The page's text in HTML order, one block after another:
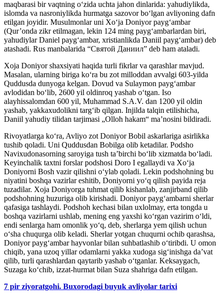
maqbarasi bir vaqtning o‘zida uchta jahon dinlarida: yahudiylikda,
islomda va nasroniylikda hurmatga sazovor bo‘lgan avliyoning dafn
etilgan joyidir. Musulmonlar uni Xo‘ja Doniyor payg‘ambar
(Qur’onda zikr etilmagan, lekin 124 ming payg‘ambarlardan biri,
yahudiylar Daniel payg‘ambar, xristianlikda Daniil payg‘ambar) deb
atashadi. Rus manbalarida “Святой Даниил” deb ham ataladi.
Xoja Doniyor shaxsiyati haqida turli fikrlar va qarashlar mavjud.
Masalan, ularning biriga ko‘ra bu zot milloddan avvalgi 603-yilda
Quddusda dunyoga kelgan. Dovud va Sulaymon payg‘ambar
avlodidan bo‘lib, 2600 yil oldinroq yashab o‘tgan. Iso
alayhissalomdan 600 yil, Muhammad S.A.V. dan 1200 yil oldin
yashab, yakkaxudolikni targ‘ib qilgan. Injilda talqin etilishicha,
Daniil yahudiy tilidan tarjimasi „Olloh hakam“ maʼnosini bildiradi.
Rivoyatlarga ko‘ra, Avliyo zot Doniyor Bobil askarlariga asirlikka
tushib qoladi. Uni Quddusdan Bobilga olib ketadilar. Podsho
Navixudonasorning saroyiga tush ta’birchi bo‘lib xizmatda bo‘ladi.
Keyinchalik taxtni forslar podshosi Doro I egallaydi va Xo‘ja
Doniyorni Bosh vazir qilishni o‘ylab qoladi. Lekin podshohning bu
niyatini boshqa vazirlar eshitib, Doniyorni yo‘q qilish payida reja
tuzadilar. Xoja Doniyorga tuhmat qilib kishanlab, zanjirband qilib
podshohning huzuriga olib kirishadi. Doniyor payg‘ambarni sherlar
qafasiga tashlaydi. Podshoh kechasi bilan uxlolmay, erta tongda u
boshqa vazirlarni ushlab, mening eng yaxshi ko‘rgan vazirim o‘ldi,
endi senlarga ham omonlik yo‘q, deb, sherlarga yem qilish uchun
o‘sha chuqurga olib keladi. Sherlar yotgan chuqurni ochib qarashsa,
Doniyor payg‘ambar hayvonlar bilan suhbatlashib o‘tiribdi. U omon
chiqib, yana uzoq yillar odamlarni yakka xudoga sig‘inishga da’vat
qilib, turli qarashlardan qaytarib yashab o‘tganlar. Keksaygach,
Suzaga ko‘chib, izzat-hurmat bilan Suza shahriga dafn etilgan.
7 pir ziyoratgohi. Buxorodagi buyuk avliyolar tarixi